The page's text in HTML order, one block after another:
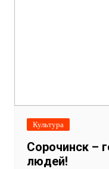
Культура
Сорочинск –
людей!